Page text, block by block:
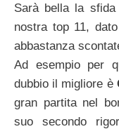
Sarà bella la
nostra top 11,
abbastanza
Ad esempio per
dubbio il migliore è
gran partita nel
suo secondo